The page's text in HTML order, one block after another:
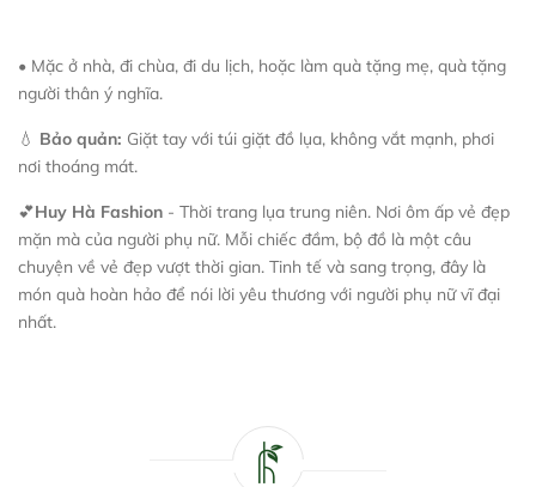
• Mặc ở nhà, đi chùa, đi du lịch, hoặc làm quà tặng mẹ, quà tặng
người thân ý nghĩa.
💧 Bảo quản: Giặt tay với túi giặt đồ lụa, không vắt mạnh, phơi
nơi thoáng mát.
💕Huy Hà Fashion - Thời trang lụa trung niên. Nơi ôm ấp vẻ đẹp
mặn mà của người phụ nữ. Mỗi chiếc đầm, bộ đồ là một câu
chuyện về vẻ đẹp vượt thời gian. Tinh tế và sang trọng, đây là
món quà hoàn hảo để nói lời yêu thương với người phụ nữ vĩ đại
nhất.